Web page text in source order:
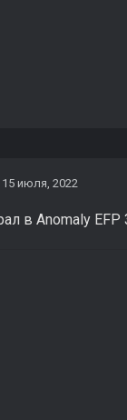
15 июля, 2022
в Anomaly